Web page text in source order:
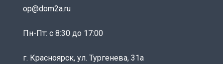
op@dom2a.ru
Пн-Пт: c 8:30 до 17:00
г. Красноярск, ул. Тургенева, 31а